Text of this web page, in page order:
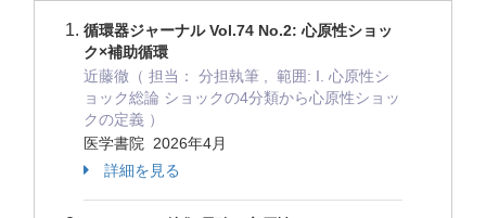
循環器ジャーナル Vol.74 No.2: 心原性ショッ
ク×補助循環
近藤徹（ 担当： 分担執筆 , 範囲: I. 心原性シ
ョック総論 ショックの4分類から心原性ショッ
クの定義 ）
医学書院 2026年4月
詳細を見る